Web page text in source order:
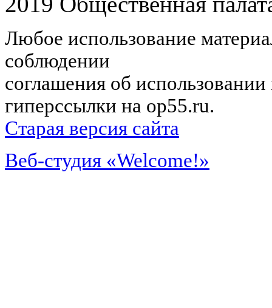
Любое использование
соблюдении
соглашения об
гиперссылки на op55.ru.
Старая версия сайта
Веб-студия «Welcome!»